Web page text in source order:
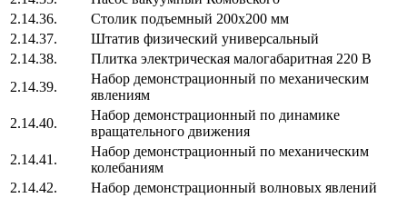
2.14.36.
Столик подъемный 200х200 мм
2.14.37.
Штатив физический универсальный
2.14.38.
Плитка электрическая малогабаритная 220 В
2.14.39.
Набор демонстрационный по механическим
явлениям
2.14.40.
Набор демонстрационный по динамике
вращательного движения
2.14.41.
Набор демонстрационный по механическим
колебаниям
2.14.42.
Набор демонстрационный волновых явлений